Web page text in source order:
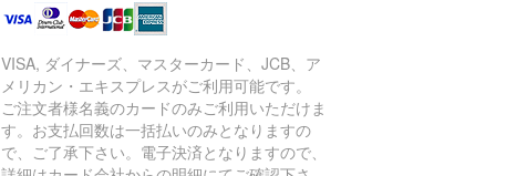
VISA, ダイナーズ、マスターカード、JCB、ア
メリカン・エキスプレスがご利用可能です。
ご注文者様名義のカードのみご利用いただけま
す。お支払回数は一括払いのみとなりますの
で、ご了承下さい。電子決済となりますので、